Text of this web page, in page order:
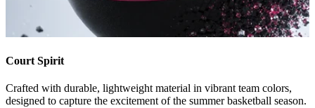
Court Spirit
Crafted with durable, lightweight material in vibrant team colors,
designed to capture the excitement of the summer basketball season.